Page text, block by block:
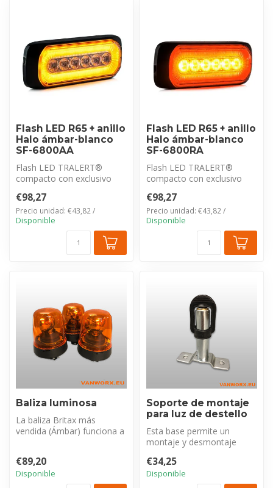
Flash LED R65 + anillo
Halo ámbar-blanco
SF-6800AA
Flash LED TRALERT®
compacto con exclusivo
diurna). Imper...
€98,27
Precio unidad: €43,82 /
Disponible
Flash LED R65 + anillo
Halo ámbar-blanco
SF-6800RA
Flash LED TRALERT®
compacto con exclusivo
diurna). Imper...
€98,27
Precio unidad: €43,82 /
Disponible
Baliza luminosa
La baliza Britax más
vendida (Ámbar) funciona a
€89,20
Disponible
Soporte de montaje
para luz de destello
Esta base permite un
montaje y desmontaje
completo con un...
€34,25
Disponible